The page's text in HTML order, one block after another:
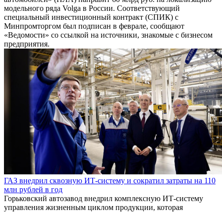
модельного ряда Volga в России. Соответствующий
специальный инвестиционный контракт (СПИК) с
Минпромторгом был подписан в феврале, сообщают
«Ведомости» со ссылкой на источники, знакомые с бизнесом
предприятия.
ГАЗ внедрил сквозную ИТ-систему и сократил затраты на 110
млн рублей в год
Горьковский автозавод внедрил комплексную ИТ-систему
управления жизненным циклом продукции, которая